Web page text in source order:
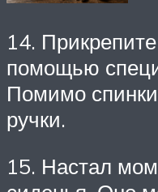
14.
помощью
Помимо
ручки.
15. Настал